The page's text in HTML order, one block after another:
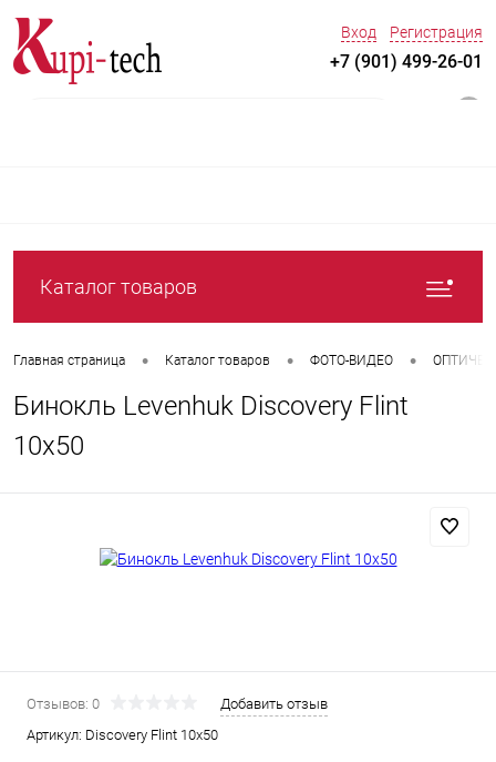
Вход Регистрация
+7 (901) 499-26-01
Каталог товаров
Главная страница • Каталог товаров • ФОТО-ВИДЕО •
Бинокль Levenhuk Discovery Flint
10x50
Отзывов: 0
Добавить отзыв
Артикул: Discovery Flint 10x50